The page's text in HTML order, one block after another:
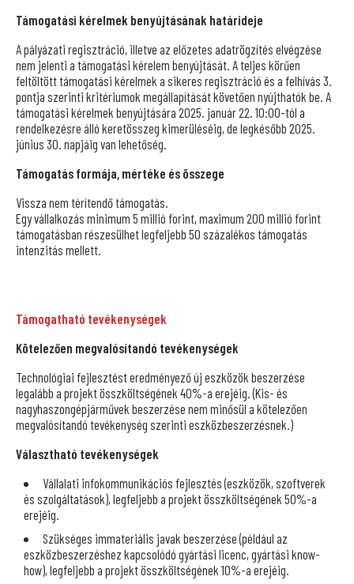
Támogatási kérelmek benyújtásának határideje
A pályázati regisztráció, illetve az előzetes adatrögzítés elvégzése
nem jelenti a támogatási kérelem benyújtását. A teljes körűen
feltöltött támogatási kérelmek a sikeres regisztráció és a felhívás 3.
pontja szerinti kritériumok megállapítását követően nyújthatók be. A
támogatási kérelmek benyújtására 2025. január 22. 10:00-tól a
rendelkezésre álló keretösszeg kimerüléséig, de legkésőbb 2025.
június 30. napjáig van lehetőség.
Támogatás formája, mértéke és összege
Vissza nem térítendő támogatás.
Egy vállalkozás minimum 5 millió forint, maximum 200 millió forint
támogatásban részesülhet legfeljebb 50 százalékos támogatás
intenzitás mellett.
Támogatható tevékenységek
Kötelezően megvalósítandó tevékenységek
Technológiai fejlesztést eredményező új eszközök beszerzése
legalább a projekt összköltségének 40%-a erejéig. (Kis- és
nagyhaszongépjárművek beszerzése nem minősül a kötelezően
megvalósítandó tevékenység szerinti eszközbeszerzésnek.)
Választható tevékenységek
Vállalati infokommunikációs fejlesztés (eszközök, szoftverek
és szolgáltatások), legfeljebb a projekt összköltségének 50%-a
erejéig.
Szükséges immateriális javak beszerzése (például az
eszközbeszerzéshez kapcsolódó gyártási licenc, gyártási know-
how), legfeljebb a projekt összköltségének 10%-a erejéig.